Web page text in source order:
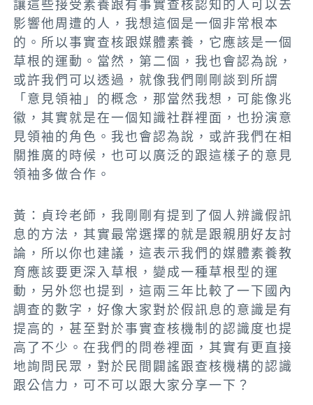
讓這些接受素養跟有事實查核認知的人可以去
影響他周遭的人，我想這個是一個非常根本
的。所以事實查核跟媒體素養，它應該是一個
草根的運動 。當然，第二個，我也會認為說，
或許我們可以透過，就像我們剛剛談到所謂
「意見領袖」的概念，那當然我想，可能像兆
徽，其實就是在一個知識社群裡面，也扮演意
見領袖的角色。我也會認為說，或許我們在相
關推廣的時候，也可以廣泛的跟這樣子的意見
領袖多做合作。
黃：貞玲老師，我剛剛有提到了個人辨識假訊
息的方法，其實最常選擇的就是跟親朋好友討
論，所以你也建議，這表示我們的媒體素養教
育應該要更深入草根，變成一種草根型的運
動，另外您也提到，這兩三年比較了一下國內
調查的數字，好像大家對於假訊息的意識是有
提高的，甚至對於事實查核機制的認識度也提
高了不少。在我們的 問卷裡面，其實有更直接
地詢問民眾，對於民間闢謠跟查核機構的認識
跟公信力，可不可以跟大家分享一下 ？